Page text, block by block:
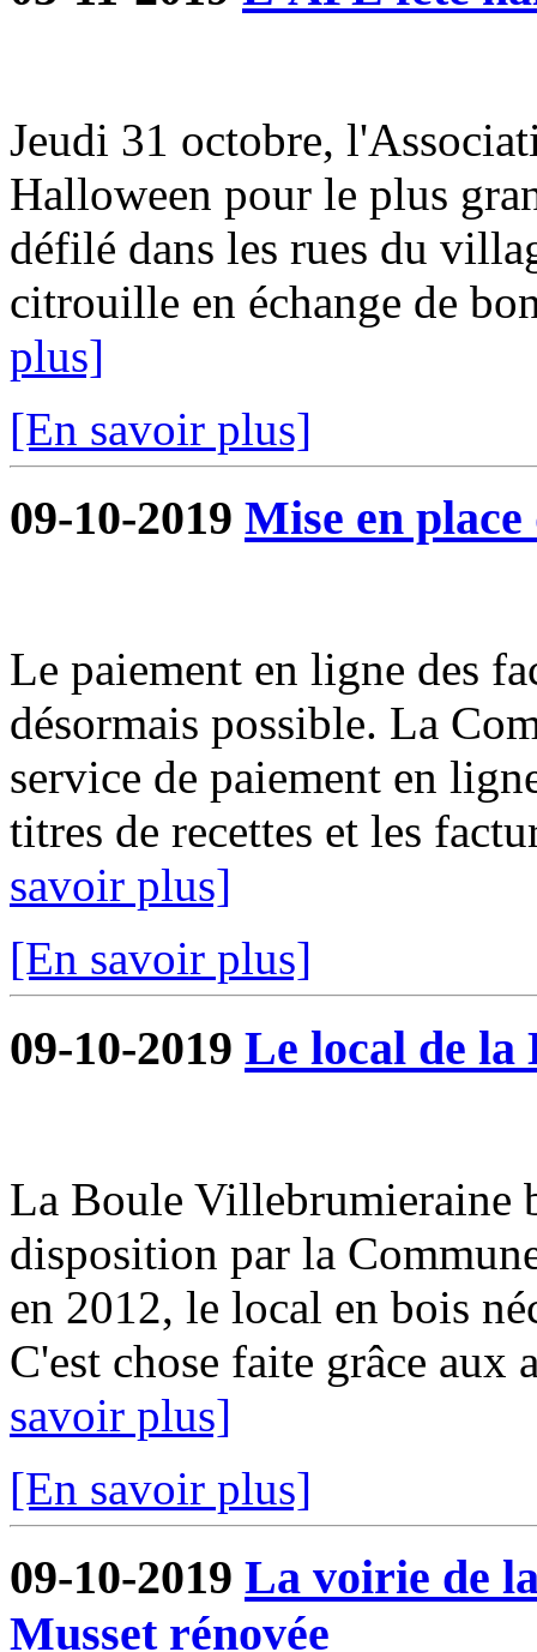
Jeudi 31 octobre,
Halloween pour le plus
défilé dans les rues du
citrouille en échange de
plus]
[En savoir plus]
09-10-2019 Mise en
Le paiement en ligne des
désormais possible. La
service de paiement en
titres de recettes et les
savoir plus]
[En savoir plus]
09-10-2019 Le local de
La Boule Villebrumieraine
disposition par la
en 2012, le local en bois
C'est chose faite grâce aux
savoir plus]
[En savoir plus]
09-10-2019 La voirie de
Musset rénovée